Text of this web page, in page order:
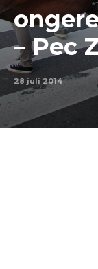
– Pec
28 juli 2014